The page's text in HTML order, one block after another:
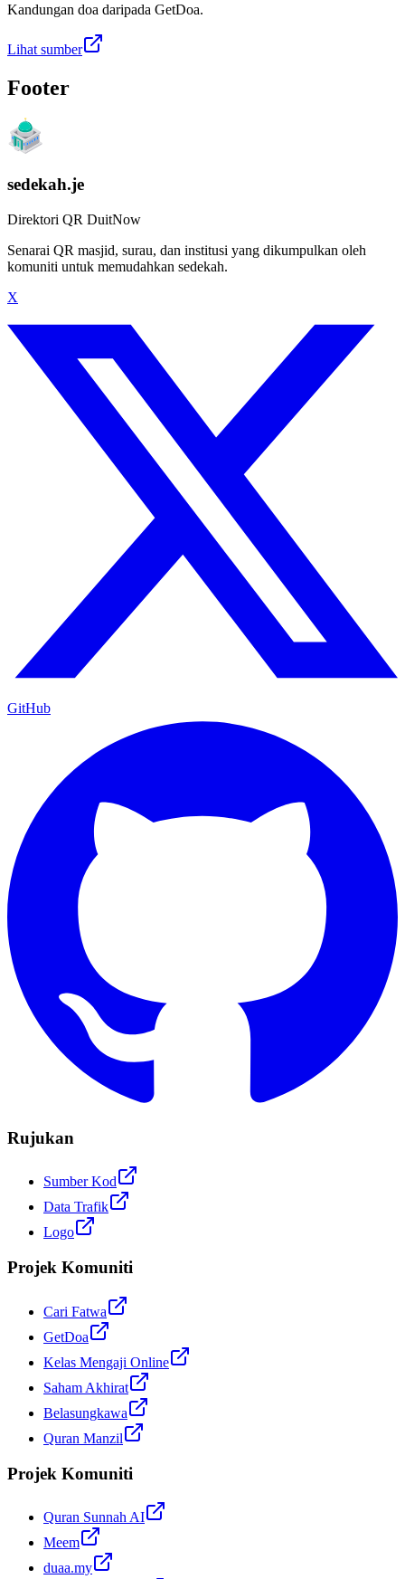
Kandungan doa daripada GetDoa.
Lihat sumber
Footer
sedekah.je
Direktori QR DuitNow
Senarai QR masjid, surau, dan institusi yang dikumpulkan oleh
komuniti untuk memudahkan sedekah.
X
GitHub
Rujukan
Sumber Kod
Data Trafik
Logo
Projek Komuniti
Cari Fatwa
GetDoa
Kelas Mengaji Online
Saham Akhirat
Belasungkawa
Quran Manzil
Projek Komuniti
Quran Sunnah AI
Meem
duaa.my